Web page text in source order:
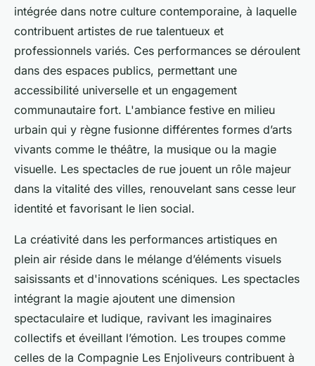
intégrée dans notre culture contemporaine, à laquelle
contribuent artistes de rue talentueux et
professionnels variés. Ces performances se déroulent
dans des espaces publics, permettant une
accessibilité universelle et un engagement
communautaire fort. L'ambiance festive en milieu
urbain qui y règne fusionne différentes formes d’arts
vivants comme le théâtre, la musique ou la magie
visuelle. Les spectacles de rue jouent un rôle majeur
dans la vitalité des villes, renouvelant sans cesse leur
identité et favorisant le lien social.
La créativité dans les performances artistiques en
plein air réside dans le mélange d’éléments visuels
saisissants et d'innovations scéniques. Les spectacles
intégrant la magie ajoutent une dimension
spectaculaire et ludique, ravivant les imaginaires
collectifs et éveillant l’émotion. Les troupes comme
celles de la Compagnie Les Enjoliveurs contribuent à